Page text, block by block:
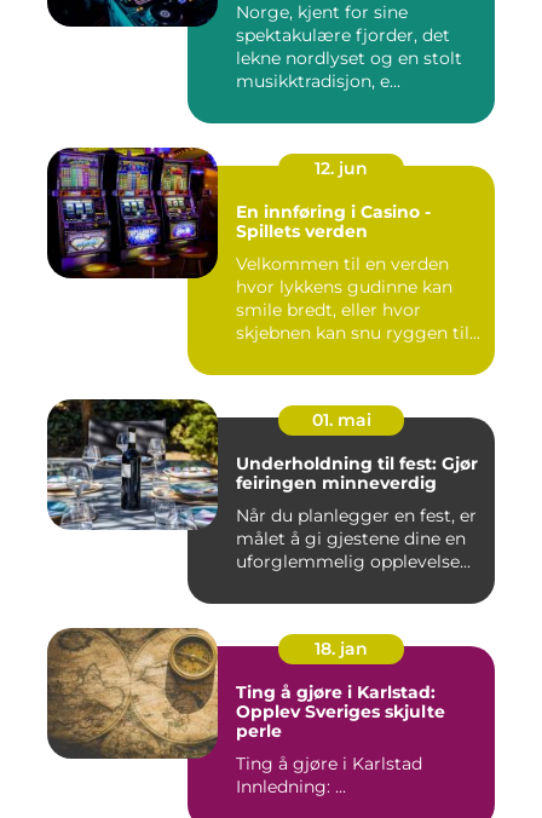
Norge, kjent for sine
spektakulære fjorder, det
lekne nordlyset og en stolt
musikktradisjon, e...
12. jun
En innføring i Casino -
Spillets verden
Velkommen til en verden
hvor lykkens gudinne kan
smile bredt, eller hvor
skjebnen kan snu ryggen til...
01. mai
Underholdning til fest: Gjør
feiringen minneverdig
Når du planlegger en fest, er
målet å gi gjestene dine en
uforglemmelig opplevelse...
18. jan
Ting å gjøre i Karlstad:
Opplev Sveriges skjulte
perle
Ting å gjøre i Karlstad
Innledning: ...